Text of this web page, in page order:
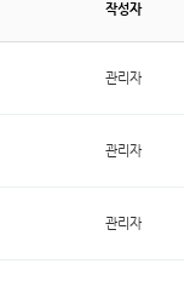
작성자
관리자
관리자
관리자